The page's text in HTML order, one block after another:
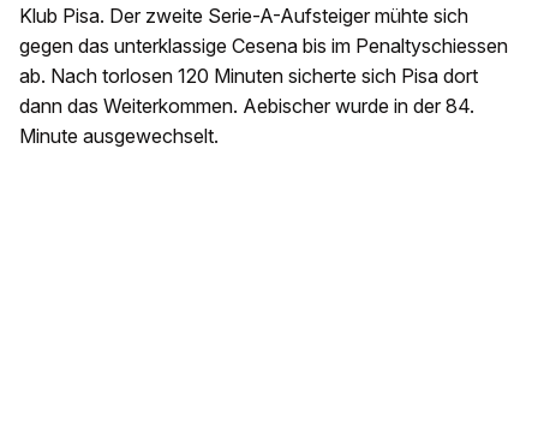
Klub Pisa. Der zweite Serie-A-Aufsteiger mühte sich
gegen das unterklassige Cesena bis im Penaltyschiessen
ab. Nach torlosen 120 Minuten sicherte sich Pisa dort
dann das Weiterkommen. Aebischer wurde in der 84.
Minute ausgewechselt.